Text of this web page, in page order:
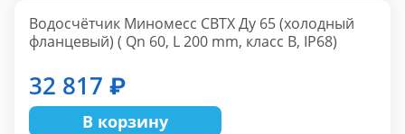
Водосчётчик Mиномесс СВТХ Ду 65 (холодный
фланцевый) ( Qn 60, L 200 mm, класс В, IP68)
32 817 ₽
В корзину